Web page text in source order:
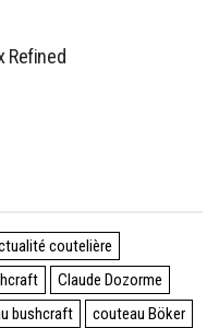
Refined
coutelière
Claude Dozorme
bushcraft
couteau Böker